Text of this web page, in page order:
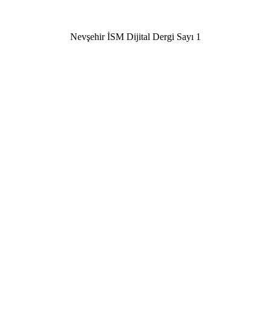
Nevşehir İSM Dijital Dergi Sayı 1